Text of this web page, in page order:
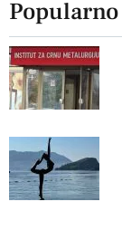
Popularno